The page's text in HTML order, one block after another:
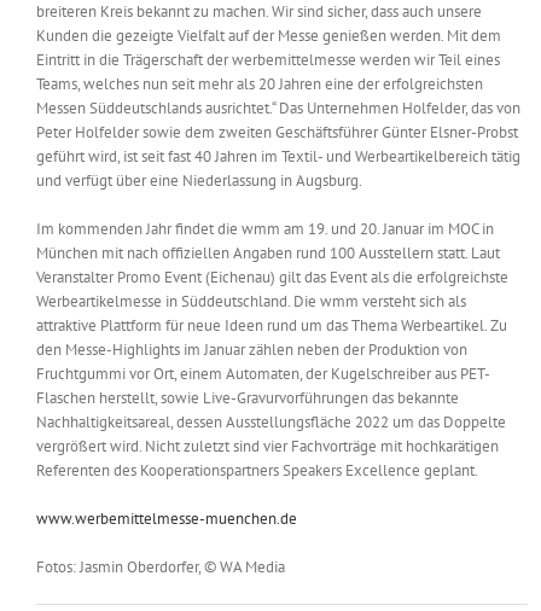
breiteren Kreis bekannt zu machen. Wir sind sicher, dass auch unsere
Kunden die gezeigte Vielfalt auf der Messe genießen werden. Mit dem
Eintritt in die Trägerschaft der werbemittelmesse werden wir Teil eines
Teams, welches nun seit mehr als 20 Jahren eine der erfolgreichsten
Messen Süddeutschlands ausrichtet.“ Das Unternehmen Holfelder, das von
Peter Holfelder sowie dem zweiten Geschäftsführer Günter Elsner-Probst
geführt wird, ist seit fast 40 Jahren im Textil- und Werbeartikelbereich tätig
und verfügt über eine Niederlassung in Augsburg.
Im kommenden Jahr findet die wmm am 19. und 20. Januar im MOC in
München mit nach offiziellen Angaben rund 100 Ausstellern statt. Laut
Veranstalter Promo Event (Eichenau) gilt das Event als die erfolgreichste
Werbeartikelmesse in Süddeutschland. Die wmm versteht sich als
attraktive Plattform für neue Ideen rund um das Thema Werbeartikel. Zu
den Messe-Highlights im Januar zählen neben der Produktion von
Fruchtgummi vor Ort, einem Automaten, der Kugelschreiber aus PET-
Flaschen herstellt, sowie Live-Gravurvorführungen das bekannte
Nachhaltigkeitsareal, dessen Ausstellungsfläche 2022 um das Doppelte
vergrößert wird. Nicht zuletzt sind vier Fachvorträge mit hochkarätigen
Referenten des Kooperationspartners Speakers Excellence geplant.
www.werbemittelmesse-muenchen.de
Fotos: Jasmin Oberdorfer, © WA Media